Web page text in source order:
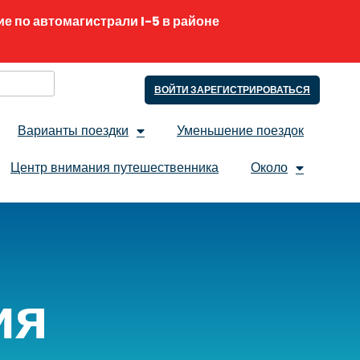
по автомагистрали I-5 в районе
ВОЙТИ ЗАРЕГИСТРИРОВАТЬСЯ
Варианты поездки
Уменьшение поездок
Центр внимания путешественника
Около